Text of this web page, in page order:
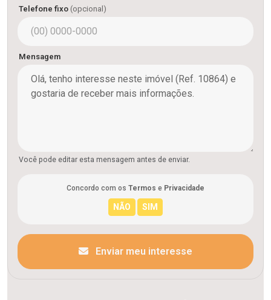
Telefone fixo (opcional)
Mensagem
Você pode editar esta mensagem antes de enviar.
Concordo com os Termos e Privacidade
Enviar meu interesse